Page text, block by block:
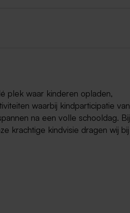
plek waar kinderen opladen,
waarbij kindparticipatie van
na een volle schooldag. Bij
krachtige kindvisie dragen wij bij